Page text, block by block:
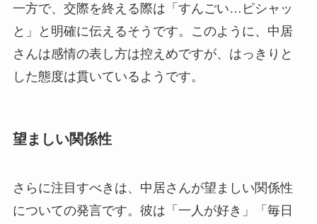
一方で、交際を終える際は「すんごい…ピシャッ
と」と明確に伝えるそうです。このように、中居
さんは感情の表し方は控えめですが、はっきりと
した態度は貫いているようです。
望ましい関係性
さらに注目すべきは、中居さんが望ましい関係性
についての発言です。彼は「一人が好き」「毎日